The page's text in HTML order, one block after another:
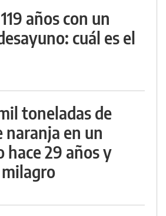
años con un
cuál es el
toneladas de
naranja en un
hace 29 años y